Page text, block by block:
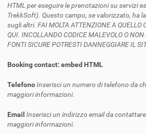
HTML per eseguire le prenotazioni su servizi
TrekkSoft). Questo campo, se valorizzato, ha
sugli altri. FAI MOLTA ATTENZIONE A QUELLO
QUI. INCOLLANDO CODICE MALEVOLO O
FONTI SICURE POTRESTI DANNEGGIARE IL
Booking contact: embed HTML
TelefonoInserisci un numero di telefono da
maggiori informazioni.
Email Inserisci un indirizzo email da
maggiori informazioni.